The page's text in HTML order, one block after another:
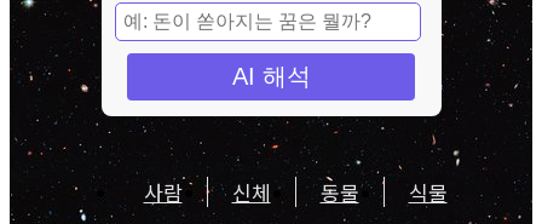
AI 해석
사람 신체 동물 식물